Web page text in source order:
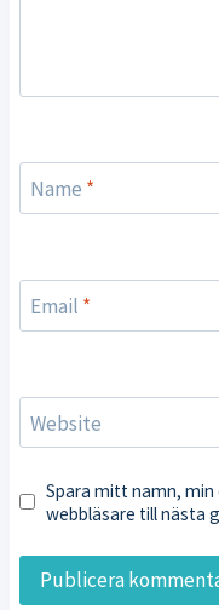
Name *
Email *
Website
Spara mitt namn,
webbläsare till nästa